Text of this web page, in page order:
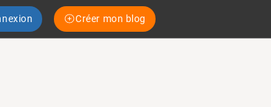
Créer mon blog